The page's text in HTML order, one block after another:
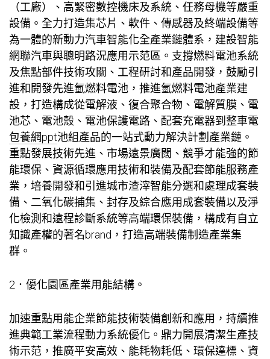
（工廠）、高緊密數控機床及系統、任務母機等嚴重
設備。全力打造集芯片、軟件、傳感器及終端設備等
為一體的新動力汽車智能化全產業鏈體系，建設智能
網聯汽車與聰明路況應用示范區。支撐燃料電池系統
及焦點部件技術攻關、工程研討和產品開發，鼓勵引
進和開發先進氫燃料電池，推進氫燃料電池產業建
設，打造構成從電解液、復合聚合物、電解質膜、電
池芯、電池殼、電池保護電路、配套充電器到整車電
包養網ppt池組產品的一站式動力解決計劃產業鏈。
重點發展技術先進、市場遠景廣闊、競爭才能強的節
能環保、資源循環應用技術和裝備及配套節能服務產
業，培養開發和引進城市渣滓智能分選和處理成套裝
備、二氧化碳捕集、封存及綜合應用成套裝備以及淨
化檢測和遠程診斷系統等高端環保裝備，構成有自立
知識產權的著名brand，打造高端裝備制造產業集
群。
2．優化園區產業用能結構。
加速重點用能企業節能技術裝備創新和應用，持續推
進典範工業流程動力系統優化。鼎力開展清潔生產技
術示范，推廣平安高效、能耗物耗低、環保達標、資